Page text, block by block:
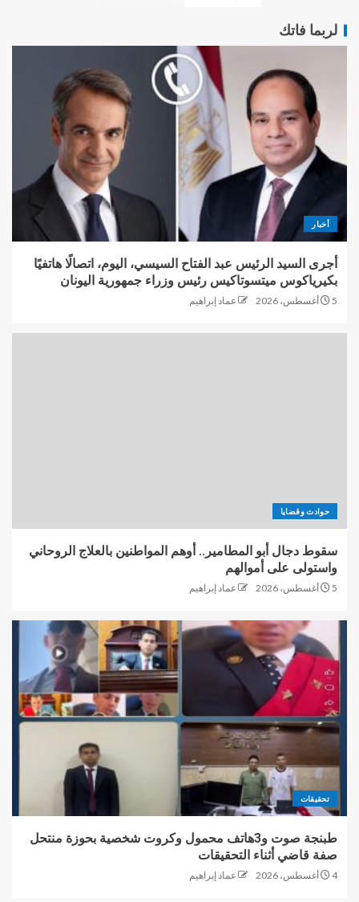
لربما فاتك
أخبار
أجرى السيد الرئيس عبد الفتاح السيسي، اليوم، اتصالًا هاتفيًا
بكيرياكوس ميتسوتاكيس رئيس وزراء جمهورية اليونان
5 أغسطس، 2026 عماد إبراهيم
حوادث وقضايا
سقوط دجال أبو المطامير.. أوهم المواطنين بالعلاج الروحاني
واستولى على أموالهم
5 أغسطس، 2026 عماد إبراهيم
تحقيقات
طبنجة صوت و3هاتف محمول وكروت شخصية بحوزة منتحل
صفة قاضي أثناء التحقيقات
4 أغسطس، 2026 عماد إبراهيم